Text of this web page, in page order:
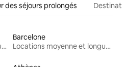
des séjours prolongés
Locations moyenne et longue durée
Barcelone
Locations moyenne et longue durée